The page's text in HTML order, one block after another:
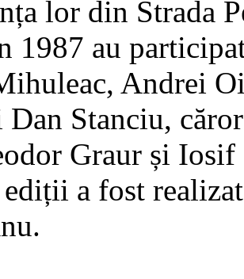
lor din Strada
1987 au
Andrei
Dan Stanciu,
Graur și
a fost